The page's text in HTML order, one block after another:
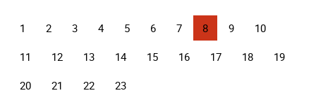
1 2 3 4 5 6 7 8 9 10
11 12 13 14 15 16 17 18 19
20 21 22 23